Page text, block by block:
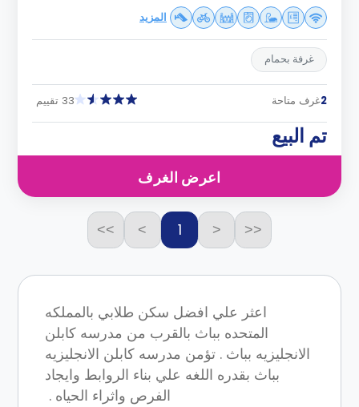
المزيد
غرفة بحمام
2غرف متاحة 33 تقييم
تم البيع
اعرض الغرف
<<
<
1
>
>>
اعثر علي افضل سكن طلابي بالمملكه
المتحده بباث بالقرب من مدرسه كابلن
الانجليزيه بباث . تؤمن مدرسه كابلن الانجليزيه
بباث بقدره اللغه علي بناء الروابط وايجاد
الفرص واثراء الحياه .